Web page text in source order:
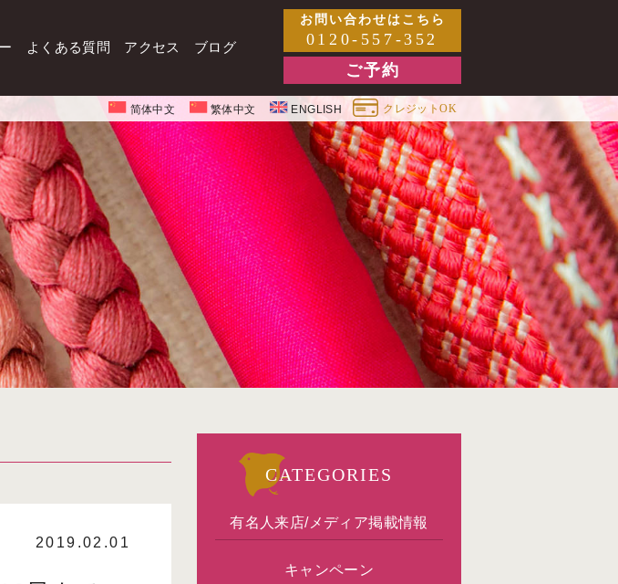
よくある質問 アクセス ブログ
お問い合わせはこちら
0120-557-352
ご予約
简体中文 繁体中文 ENGLISH クレジットOK
2019.02.01
CATEGORIES
有名人来店/メディア掲載情報
キャンペーン